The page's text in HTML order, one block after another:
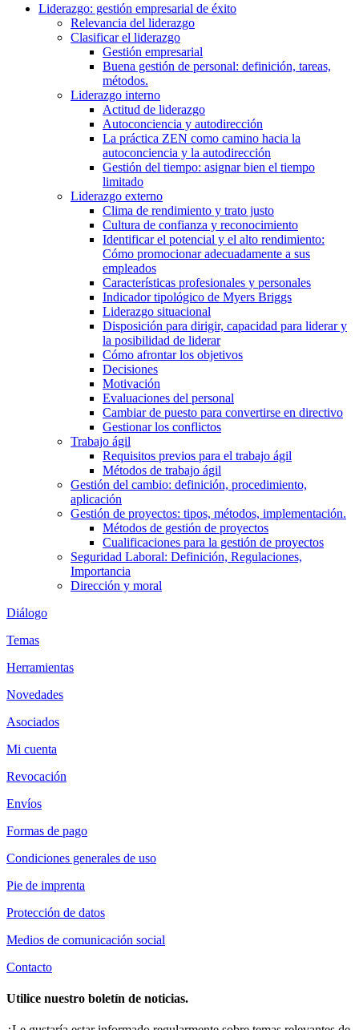
Liderazgo: gestión empresarial de éxito
Relevancia del liderazgo
Clasificar el liderazgo
Gestión empresarial
Buena gestión de personal: definición, tareas,
métodos.
Liderazgo interno
Actitud de liderazgo
Autoconciencia y autodirección
La práctica ZEN como camino hacia la
autoconciencia y la autodirección
Gestión del tiempo: asignar bien el tiempo
limitado
Liderazgo externo
Clima de rendimiento y trato justo
Cultura de confianza y reconocimiento
Identificar el potencial y el alto rendimiento:
Cómo promocionar adecuadamente a sus
empleados
Características profesionales y personales
Indicador tipológico de Myers Briggs
Liderazgo situacional
Disposición para dirigir, capacidad para liderar y
la posibilidad de liderar
Cómo afrontar los objetivos
Decisiones
Motivación
Evaluaciones del personal
Cambiar de puesto para convertirse en directivo
Gestionar los conflictos
Trabajo ágil
Requisitos previos para el trabajo ágil
Métodos de trabajo ágil
Gestión del cambio: definición, procedimiento,
aplicación
Gestión de proyectos: tipos, métodos, implementación.
Métodos de gestión de proyectos
Cualificaciones para la gestión de proyectos
Seguridad Laboral: Definición, Regulaciones,
Importancia
Dirección y moral
Diálogo
Temas
Herramientas
Novedades
Asociados
Mi cuenta
Revocación
Envíos
Formas de pago
Condiciones generales de uso
Pie de imprenta
Protección de datos
Medios de comunicación social
Contacto
Utilice nuestro boletín de noticias.